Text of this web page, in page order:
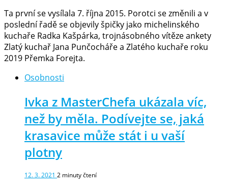
Ta první se vysílala 7. října 2015. Porotci se změnili a v
poslední řadě se objevily špičky jako michelinského
kuchaře Radka Kašpárka, trojnásobného vítěze ankety
Zlatý kuchař Jana Punčocháře a Zlatého kuchaře roku
2019 Přemka Forejta.
Osobnosti
Ivka z MasterChefa ukázala víc,
než by měla. Podívejte se, jaká
krasavice může stát i u vaší
plotny
12. 3. 2021 2 minuty čtení